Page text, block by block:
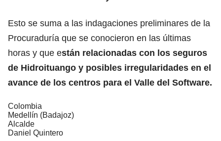
Esto se suma a las indagaciones preliminares de la
Procuraduría que se conocieron en las últimas
horas y que están relacionadas con los seguros
de Hidroituango y posibles irregularidades en el
avance de los centros para el Valle del Software.
Colombia
Medellín (Badajoz)
Alcalde
Daniel Quintero